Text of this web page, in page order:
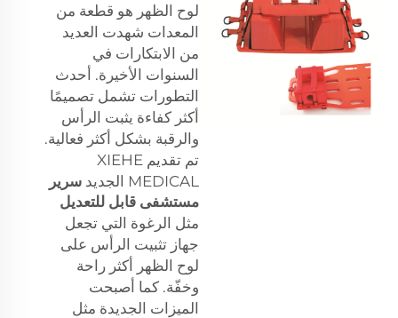
لوح الظهر هو قطعة من
المعدات شهدت العديد
من الابتكارات في
السنوات الأخيرة. أحدث
التطورات تشمل تصميمًا
أكثر كفاءة يثبت الرأس
والرقبة بشكل أكثر فعالية.
تم تقديم XIEHE
MEDICAL الجديد
سرير
مستشفى قابل للتعديل
مثل الرغوة التي تجعل
جهاز تثبيت الرأس على
لوح الظهر أكثر راحة
وخفّة. كما أصبحت
الميزات الجديدة مثل